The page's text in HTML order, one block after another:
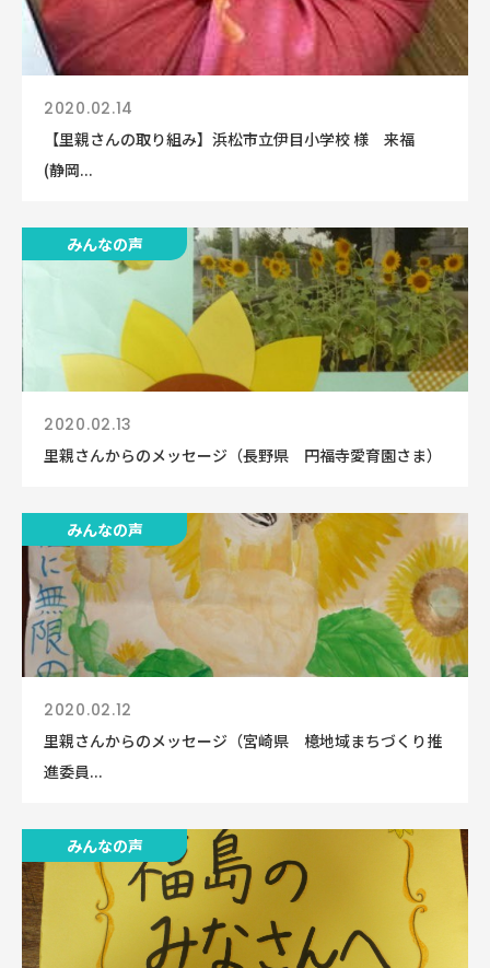
2020.02.14
【里親さんの取り組み】浜松市立伊目小学校 様 来福
(静岡...
みんなの声
2020.02.13
里親さんからのメッセージ（長野県 円福寺愛育園さま）
みんなの声
2020.02.12
里親さんからのメッセージ（宮崎県 檍地域まちづくり推
進委員...
みんなの声